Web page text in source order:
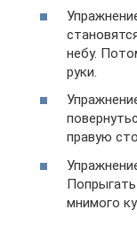
небу.
руки.
правую
мнимого